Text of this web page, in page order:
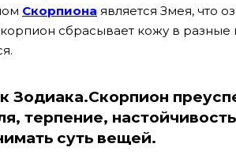
Скорпиона является Змея, что
сбрасывает кожу в
терпение,
суть вещей.